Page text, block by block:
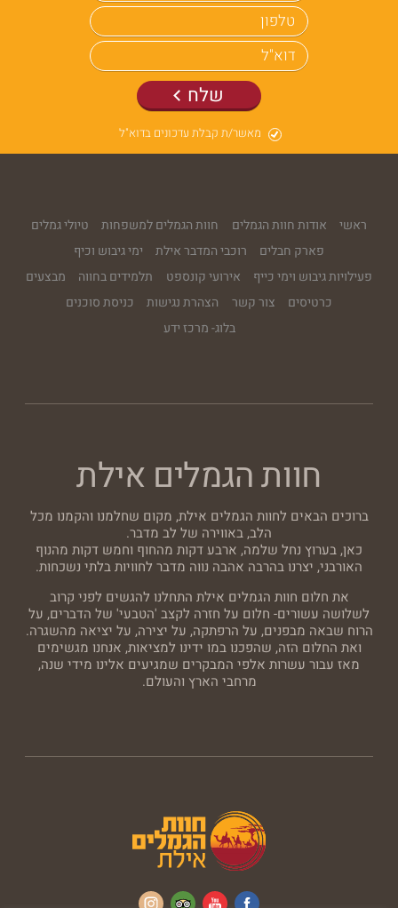
מאשר/ת קבלת עדכונים בדוא"ל
שלח
ראשי אודות חוות הגמלים חוות הגמלים למשפחות
טיולי גמלים
פארק חבלים
רוכבי המדבר אילת
ימי גיבוש וכיף
פעילויות גיבוש וימי כייף
אירועי קונספט תלמידים בחווה
מבצעים
כרטיסים
צור קשר הצהרת נגישות
כניסת סוכנים
בלוג- מרכז ידע
חוות הגמלים אילת
ברוכים הבאים לחוות הגמלים אילת, מקום שחלמנו והקמנו מכל
הלב, באווירה של לב מדבר.
כאן, בערוץ נחל שלמה, ארבע דקות מהחוף וחמש דקות מהנוף
האורבני, יצרנו בהרבה אהבה נווה מדבר לחוויות בלתי נשכחות.
את חלום חוות הגמלים אילת התחלנו להגשים לפני קרוב
לשלושה עשורים- חלום על חזרה לקצב 'הטבעי' של הדברים, על
הרוח שבאה מבפנים, על הרפתקה, על יצירה, על יציאה מהשגרה.
ואת החלום הזה, שהפכנו במו ידינו למציאות, אנחנו מגשימים
מאז עבור עשרות אלפי המבקרים שמגיעים אלינו מידי שנה,
מרחבי הארץ והעולם.